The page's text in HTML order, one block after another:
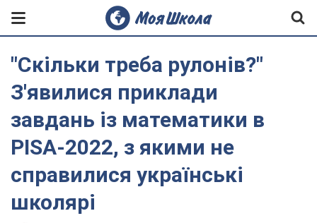
"Скільки треба рулонів?"
З'явилися приклади
завдань із математики в
PISA-2022, з якими не
справилися українські
школярі